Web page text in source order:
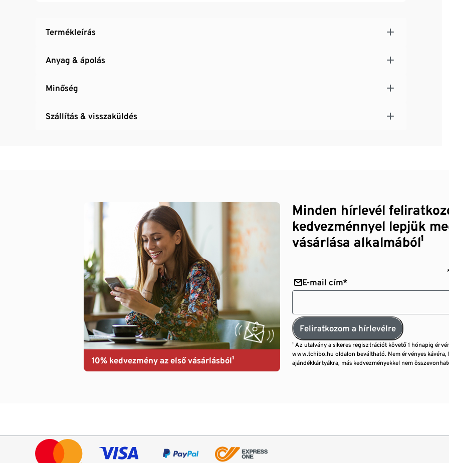
Termékleírás
Anyag & ápolás
Minőség
Szállítás & visszaküldés
10% kedvezmény az első vásárlásból¹
Minden hírlevél
kedvezménnyel lepjük
vásárlása alkalmából¹
E-mail cím*
Feliratkozom a hírlevélre
¹ Az utalvány a sikeres regisztrációt követő 1 hónapig
www.tchibo.hu oldalon beváltható. Nem érvényes kávéra,
ajándékkártyákra, más kedvezményekkel nem